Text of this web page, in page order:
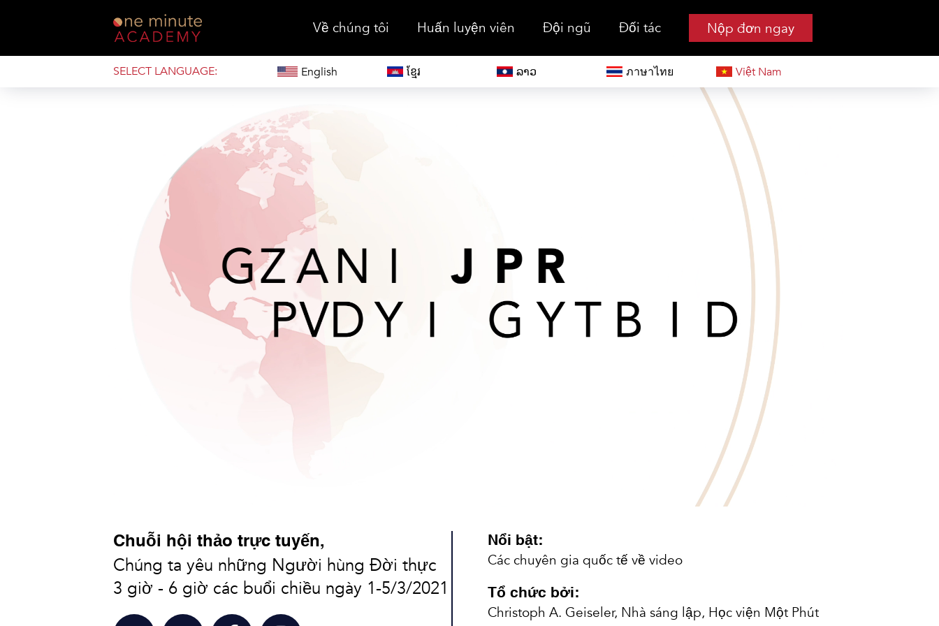
Về chúng tôi Huấn luyện viên Đội ngũ Đối tác Nộp đơn ngay
SELECT LANGUAGE: English ខ្មែរ ລາວ ภาษาไทย Việt Nam
Chuỗi hội thảo trực tuyến,
Chúng ta yêu những Người hùng Đời thực
3 giờ - 6 giờ các buổi chiều ngày 1-5/3/2021
Nổi bật:
Các chuyên gia quốc tế về video
Tổ chức bởi:
Christoph A. Geiseler, Nhà sáng lập, Học viện Một Phút